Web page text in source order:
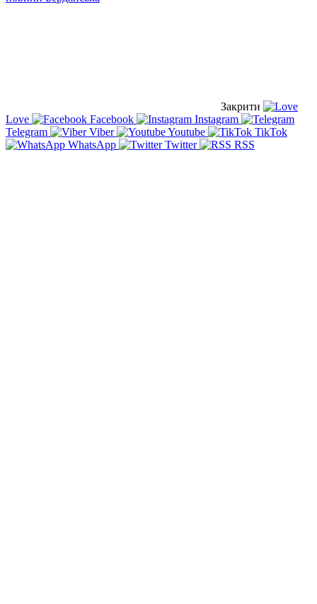
Закрити
Love
Facebook
Instagram
Telegram
Viber Youtube
TikTok
WhatsApp
Twitter RSS